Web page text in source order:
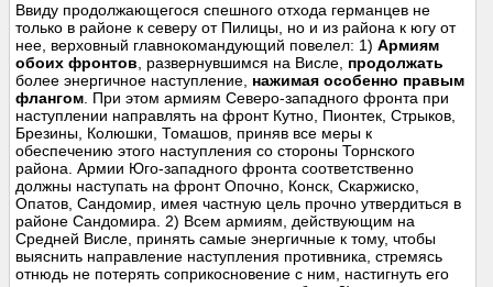
Ввиду продолжающегося спешного отхода германцев не
только в районе к северу от Пилицы, но и из района к югу от
нее, верховный главнокомандующий повелел: 1)Армиям
обоих фронтов , развернувшимся на Висле, продолжать
более энергичное наступление, нажимая особенно правым
флангом . При этом армиям Северо-западного фронта при
наступлении направлять на фронт Кутно, Пионтек, Стрыков,
Брезины, Колюшки, Томашов, приняв все меры к
обеспечению этого наступления со стороны Торнского
района. Армии Юго-западного фронта соответственно
должны наступать на фронт Опочно, Конск, Скаржиско,
Опатов, Сандомир, имея частную цель прочно утвердиться в
районе Сандомира. 2) Всем армиям, действующим на
Средней Висле, принять самые энергичные к тому, чтобы
выяснить направление наступления противника, стремясь
отнюдь не потерять соприкосновение с ним, настигнуть его